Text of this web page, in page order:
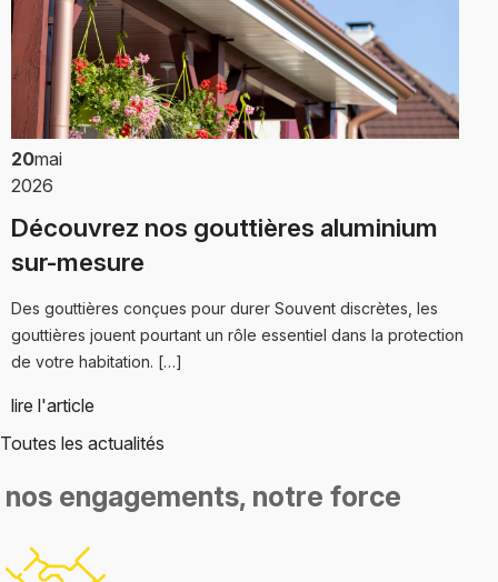
20mai
2026
Découvrez nos gouttières aluminium
sur-mesure
Des gouttières conçues pour durer Souvent discrètes, les
gouttières jouent pourtant un rôle essentiel dans la protection
de votre habitation. […]
lire l'article
Toutes les actualités
nos engagements,notre force